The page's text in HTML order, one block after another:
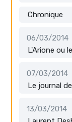
Chronique
06/03/2014
L'Arione ou
07/03/2014
Le journal
13/03/2014